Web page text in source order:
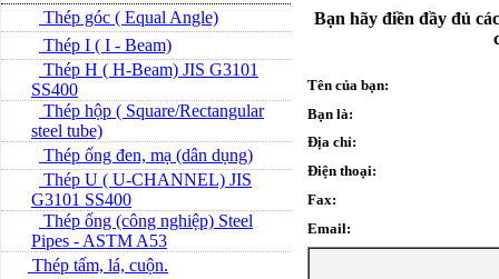
Thép góc ( Equal Angle)
Thép I ( I - Beam)
Thép H ( H-Beam) JIS G3101
SS400
Thép hộp ( Square/Rectangular
steel tube)
Thép ống đen, mạ (dân dụng)
Thép U ( U-CHANNEL) JIS
G3101 SS400
Thép ống (công nghiệp) Steel
Pipes - ASTM A53
Thép tấm, lá, cuộn.
Bạn hãy điền đầy đủ
Tên của bạn:
Bạn là:
Địa chỉ:
Điện thoại:
Fax:
Email: